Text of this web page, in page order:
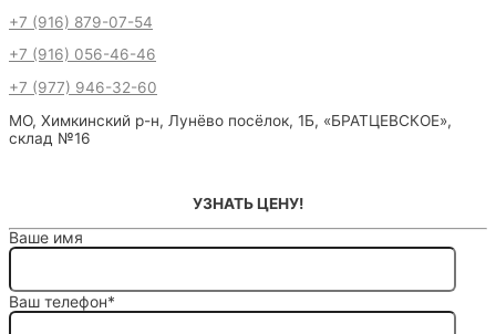
+7 (916) 879-07-54
+7 (916) 056-46-46
+7 (977) 946-32-60
МО, Химкинский р-н, Лунёво посёлок, 1Б, «БРАТЦЕВСКОЕ»,
склад №16
УЗНАТЬ ЦЕНУ!
Ваше имя
Ваш телефон*